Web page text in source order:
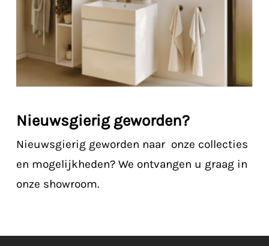
Nieuwsgierig geworden?
Nieuwsgierig geworden naar onze collecties
en mogelijkheden? We ontvangen u graag in
onze showroom.